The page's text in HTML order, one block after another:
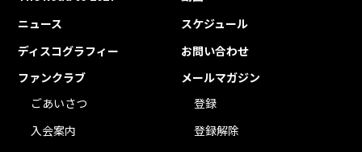
ニュース
スケジュール
ディスコグラフィー
お問い合わせ
ファンクラブ
ごあいさつ
入会案内
メールマガジン
登録
登録解除